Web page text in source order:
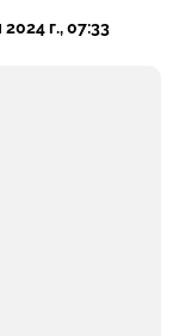
г., 07:33